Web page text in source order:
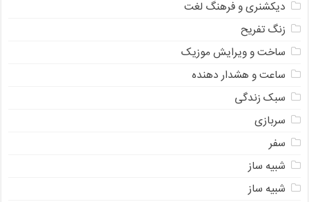
دیکشنری و فرهنگ لغت
زنگ تفریح
ساخت و ویرایش موزیک
ساعت و هشدار دهنده
سبک زندگی
سربازی
سفر
شبیه ساز
شبیه ساز